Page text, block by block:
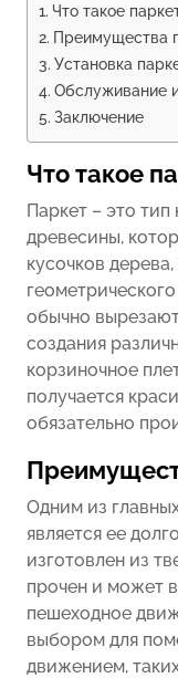
Что такое
Преимущества
Установка
Обслуживание
Заключение
Что такое
Паркет – это
древесины,
кусочков
обычно
создания
корзиночное
получается
обязательно
Одним из
является ее
изготовлен из
прочен и может
пешеходное
выбором для
движением,